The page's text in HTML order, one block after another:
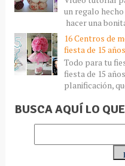
un regalo hecho
hacer una
16 Centros de
fiesta de 15 años
Todo para tu
fiesta de 15
planificación,
BUSCA AQUÍ LO